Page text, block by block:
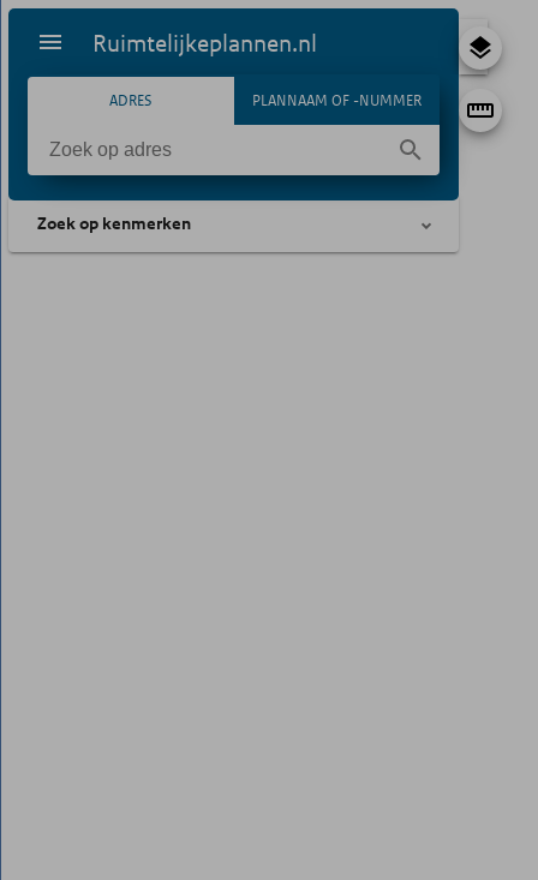
Ruimtelijkeplannen.nl
ADRES PLANNAAM OF -NUMMER
Zoek op kenmerken